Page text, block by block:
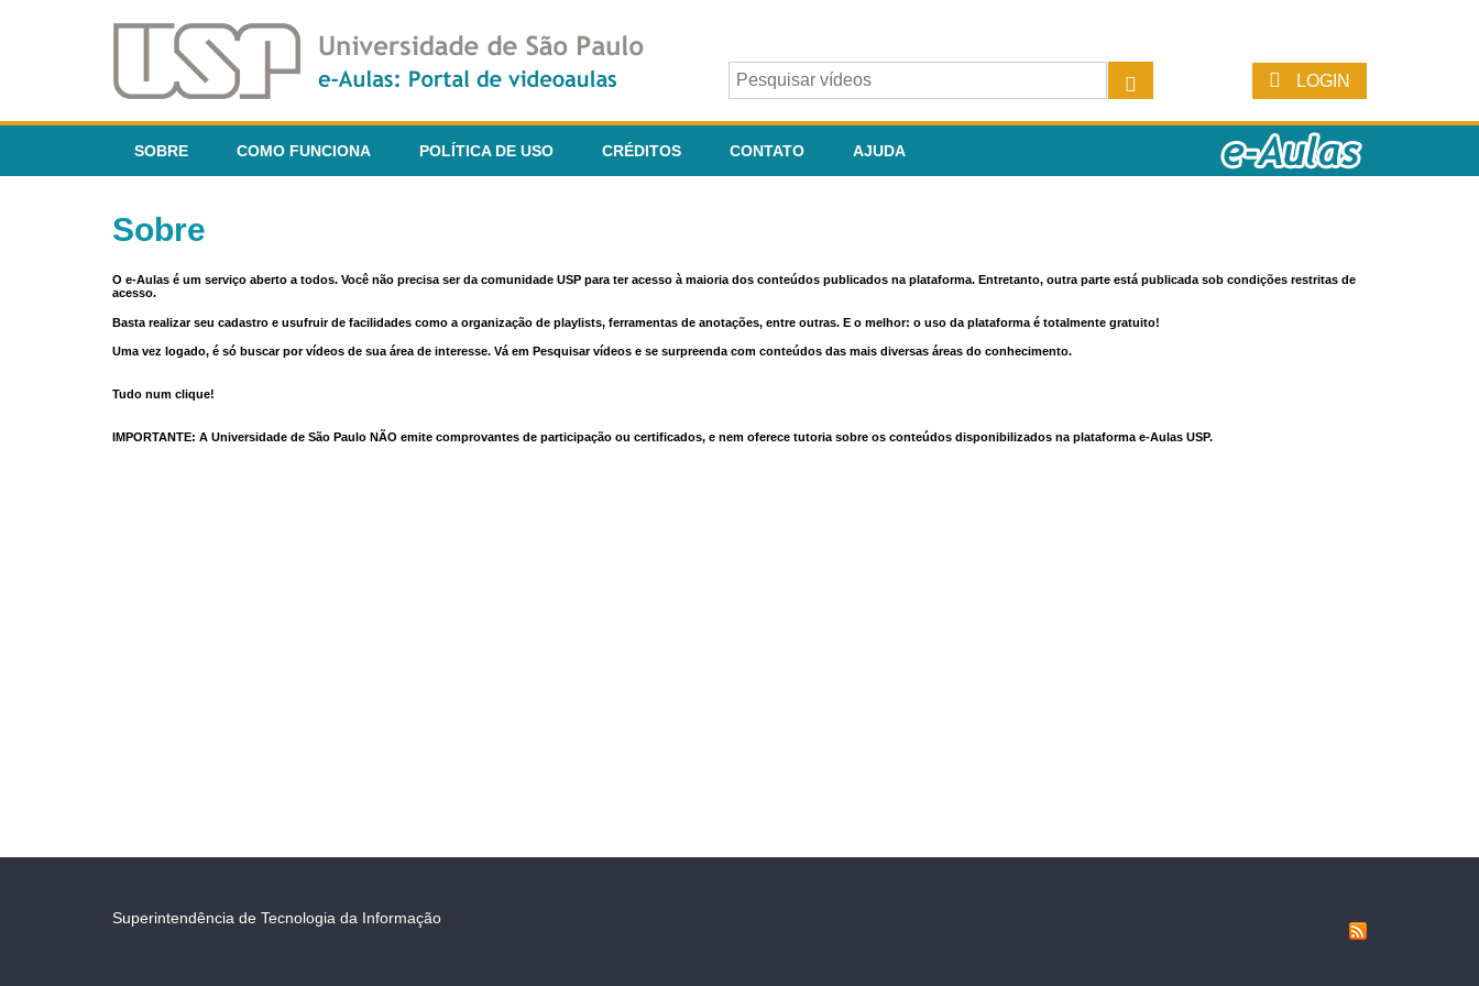
LOGIN
SOBRE COMO FUNCIONA POLÍTICA DE USO CRÉDITOS CONTATO AJUDA
Sobre
O e-Aulas é um serviço aberto a todos. Você não precisa ser da comunidade USP para ter acesso à maioria dos conteúdos publicados na plataforma. Entretanto, outra parte está publicada sob condições restritas de
acesso.
Basta realizar seu cadastro e usufruir de facilidades como a organização de playlists, ferramentas de anotações, entre outras. E o melhor: o uso da plataforma é totalmente gratuito!
Uma vez logado, é só buscar por vídeos de sua área de interesse. Vá em Pesquisar vídeos e se surpreenda com conteúdos das mais diversas áreas do conhecimento.
Tudo num clique!
IMPORTANTE: A Universidade de São Paulo NÃO emite comprovantes de participação ou certificados, e nem oferece tutoria sobre os conteúdos disponibilizados na plataforma e-Aulas USP.
Superintendência de Tecnologia da Informação